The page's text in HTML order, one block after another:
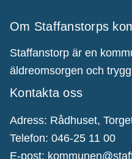
Om Staffanstorps
Staffanstorp är en
äldreomsorgen och
Kontakta oss
Adress: Rådhuset,
Telefon: 046-25 11 00
E-post: